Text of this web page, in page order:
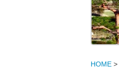
HOME >